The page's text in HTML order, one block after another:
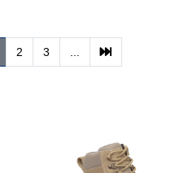
(current)
2 3